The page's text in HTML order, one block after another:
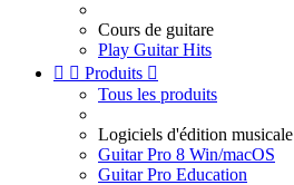
Cours de guitare
Play Guitar Hits
  Produits 
Tous les produits
Logiciels d'édition musicale
Guitar Pro 8 Win/macOS
Guitar Pro Education